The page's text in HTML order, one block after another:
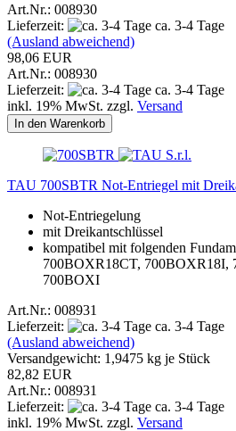
Art.Nr.: 008930
Lieferzeit:
ca. 3-4 Tage
(Ausland abweichend)
98,06 EUR
Art.Nr.: 008930
Lieferzeit:
ca. 3-4 Tage
inkl. 19% MwSt. zzgl. Versand
In den Warenkorb
TAU 700SBTR Not-Entriegel mit
Not-Entriegelung
mit Dreikantschlüssel
kompatibel mit folgenden
700BOXR18CT, 700BOXR18I,
700BOXI
Art.Nr.: 008931
Lieferzeit:
ca. 3-4 Tage
(Ausland abweichend)
Versandgewicht: 1,9475 kg je Stück
82,82 EUR
Art.Nr.: 008931
Lieferzeit:
ca. 3-4 Tage
inkl. 19% MwSt. zzgl. Versand